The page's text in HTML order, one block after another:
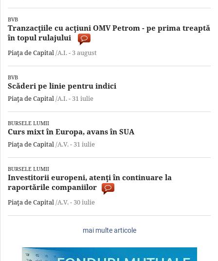
BVB
Tranzacţiile cu acţiuni OMV Petrom - pe prima treaptă
în topul rulajului
Piaţa de Capital/A.I. - 3 august
BVB
Scăderi pe linie pentru indici
Piaţa de Capital/A.I. - 31 iulie
BURSELE LUMII
Curs mixt în Europa, avans în SUA
Piaţa de Capital/A.V. - 31 iulie
BURSELE LUMII
Investitorii europeni, atenţi în continuare la
raportările companiilor
Piaţa de Capital/A.V. - 30 iulie
mai multe articole